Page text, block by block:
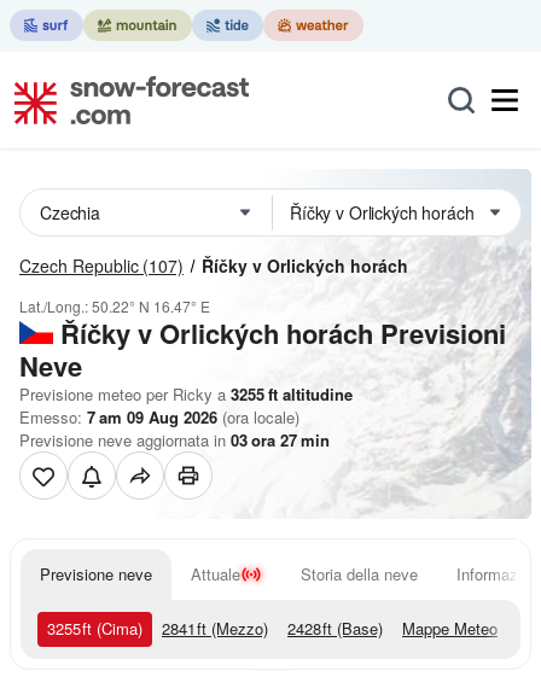
Czech Republic (107) Říčky v Orlických horách
Lat./Long.:50.22° N 16.47° E
Říčky v Orlických horách Previsioni
Neve
Previsione meteo per Ricky a 3255ft altitudine
Emesso: 7 am 09 Aug 2026 (ora locale)
Previsione neve aggiornata in 03ora 27min
Previsione neve Attuale Storia della neve
3255ft (Cima) 2841ft (Mezzo) 2428ft (Base) Mappe Meteo